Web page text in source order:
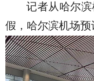
记者从哈尔
假，哈尔滨机场预